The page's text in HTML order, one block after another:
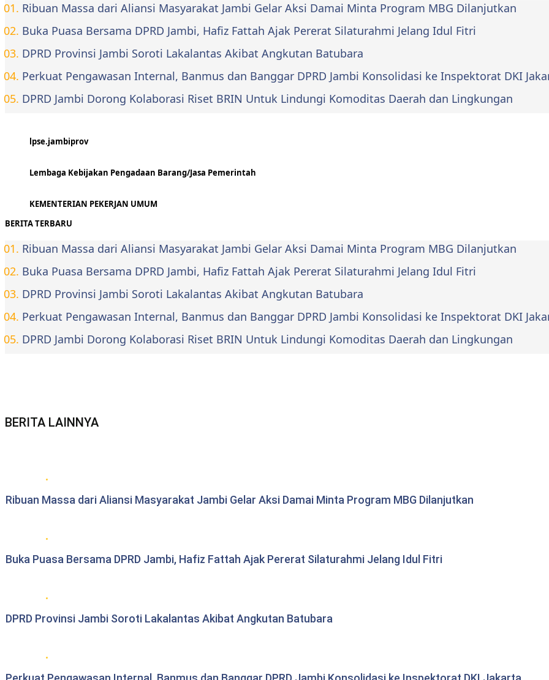
Ribuan Massa dari Aliansi Masyarakat Jambi Gelar Aksi Damai Minta Program MBG Dilanjutkan
Buka Puasa Bersama DPRD Jambi, Hafiz Fattah Ajak Pererat Silaturahmi Jelang Idul Fitri
DPRD Provinsi Jambi Soroti Lakalantas Akibat Angkutan Batubara
Perkuat Pengawasan Internal, Banmus dan Banggar DPRD Jambi Konsolidasi ke Inspektorat DKI
DPRD Jambi Dorong Kolaborasi Riset BRIN Untuk Lindungi Komoditas Daerah dan Lingkungan
lpse.jambiprov
Lembaga Kebijakan Pengadaan Barang/Jasa Pemerintah
KEMENTERIAN PEKERJAN UMUM
BERITA TERBARU
Ribuan Massa dari Aliansi Masyarakat Jambi Gelar Aksi Damai Minta Program MBG Dilanjutkan
Buka Puasa Bersama DPRD Jambi, Hafiz Fattah Ajak Pererat Silaturahmi Jelang Idul Fitri
DPRD Provinsi Jambi Soroti Lakalantas Akibat Angkutan Batubara
Perkuat Pengawasan Internal, Banmus dan Banggar DPRD Jambi Konsolidasi ke Inspektorat DKI
DPRD Jambi Dorong Kolaborasi Riset BRIN Untuk Lindungi Komoditas Daerah dan Lingkungan
BERITA LAINNYA
Ribuan Massa dari Aliansi Masyarakat Jambi Gelar Aksi Damai Minta Program MBG Dilanjutkan
Buka Puasa Bersama DPRD Jambi, Hafiz Fattah Ajak Pererat Silaturahmi Jelang Idul Fitri
DPRD Provinsi Jambi Soroti Lakalantas Akibat Angkutan Batubara